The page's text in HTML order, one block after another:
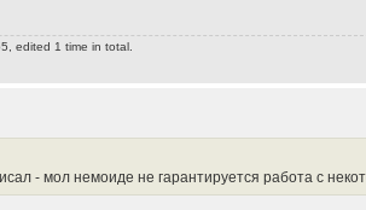
edited 1 time in total.
- мол немоиде не гарантируется работа с